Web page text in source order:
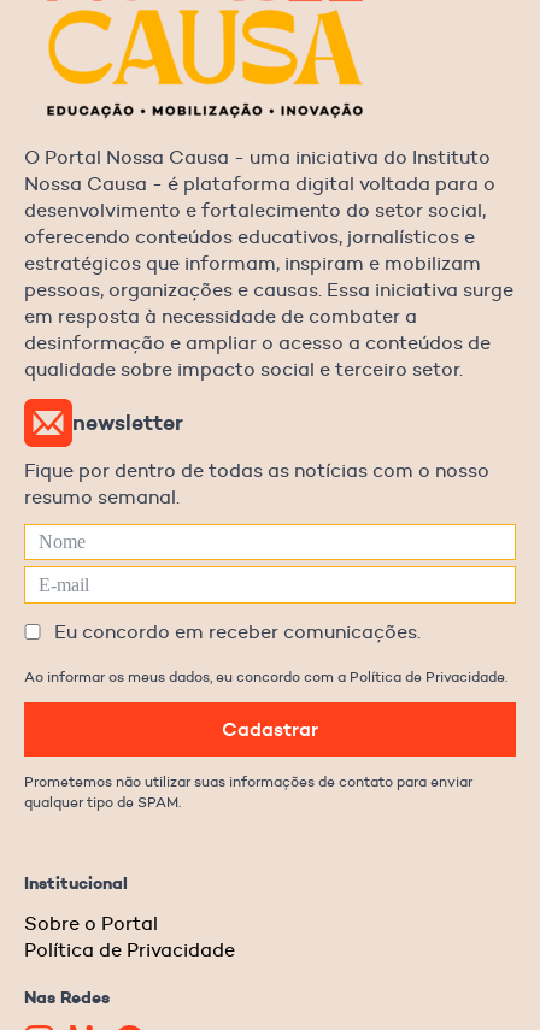
O Portal Nossa Causa - uma iniciativa do Instituto
Nossa Causa - é plataforma digital voltada para o
desenvolvimento e fortalecimento do setor social,
oferecendo conteúdos educativos, jornalísticos e
estratégicos que informam, inspiram e mobilizam
pessoas, organizações e causas. Essa iniciativa surge
em resposta à necessidade de combater a
desinformação e ampliar o acesso a conteúdos de
qualidade sobre impacto social e terceiro setor.
Institucional
Sobre o Portal
Política de Privacidade
Nas Redes
newsletter
Fique por dentro de todas as notícias com o nosso
resumo semanal.
Eu concordo em receber comunicações.
Ao informar os meus dados, eu concordo com a Política de Privacidade.
Cadastrar
Prometemos não utilizar suas informações de contato para enviar
qualquer tipo de SPAM.